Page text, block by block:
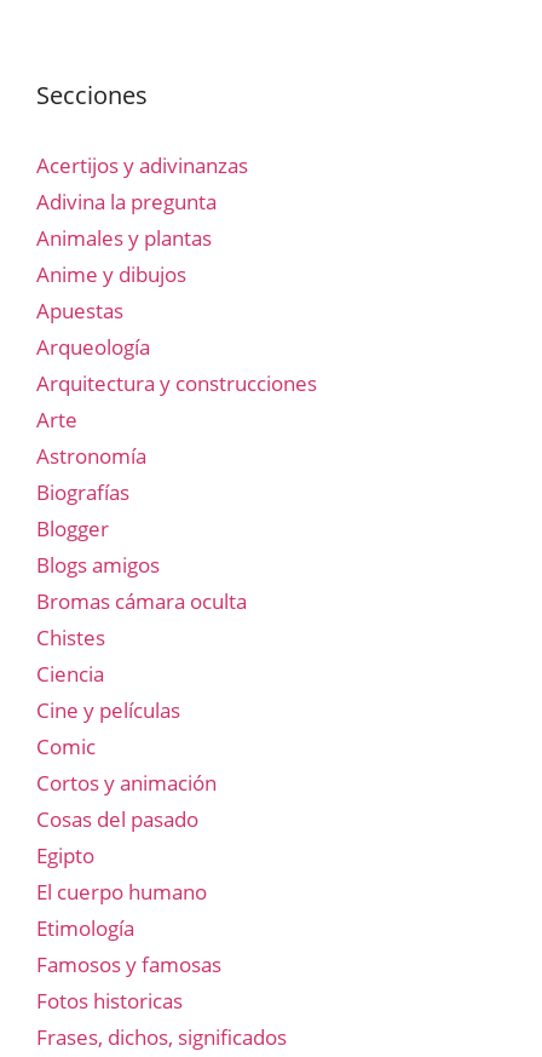
Secciones
Acertijos y adivinanzas
Adivina la pregunta
Animales y plantas
Anime y dibujos
Apuestas
Arqueología
Arquitectura y construcciones
Arte
Astronomía
Biografías
Blogger
Blogs amigos
Bromas cámara oculta
Chistes
Ciencia
Cine y películas
Comic
Cortos y animación
Cosas del pasado
Egipto
El cuerpo humano
Etimología
Famosos y famosas
Fotos historicas
Frases, dichos, significados